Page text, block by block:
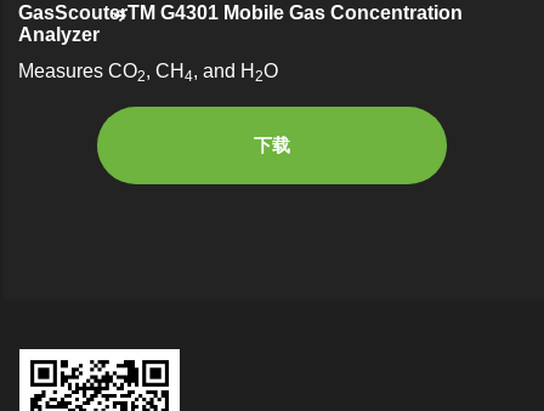
GasScouterTM G4301 Mobile Gas Concentration
Analyzer
Measures CO2, CH 4, and H 2O
下载